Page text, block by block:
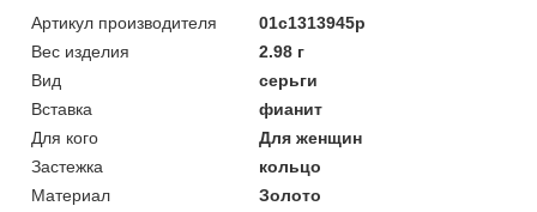
Артикул производителя
01с1313945р
Вес изделия
2.98 г
Вид
серьги
Вставка
фианит
Для кого
Для женщин
Застежка
кольцо
Материал
Золото